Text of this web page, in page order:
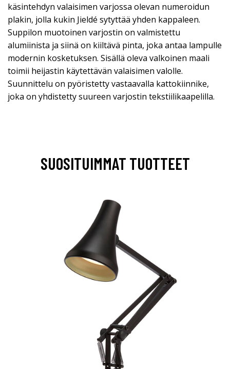
käsintehdyn valaisimen varjossa olevan numeroidun
plakin, jolla kukin Jieldé sytyttää yhden kappaleen.
Suppilon muotoinen varjostin on valmistettu
alumiinista ja siinä on kiiltävä pinta, joka antaa lampulle
modernin kosketuksen. Sisällä oleva valkoinen maali
toimii heijastin käytettävän valaisimen valolle.
Suunnittelu on pyöristetty vastaavalla kattokiinnike,
joka on yhdistetty suureen varjostin tekstiilikaapelilla.
SUOSITUIMMAT TUOTTEET